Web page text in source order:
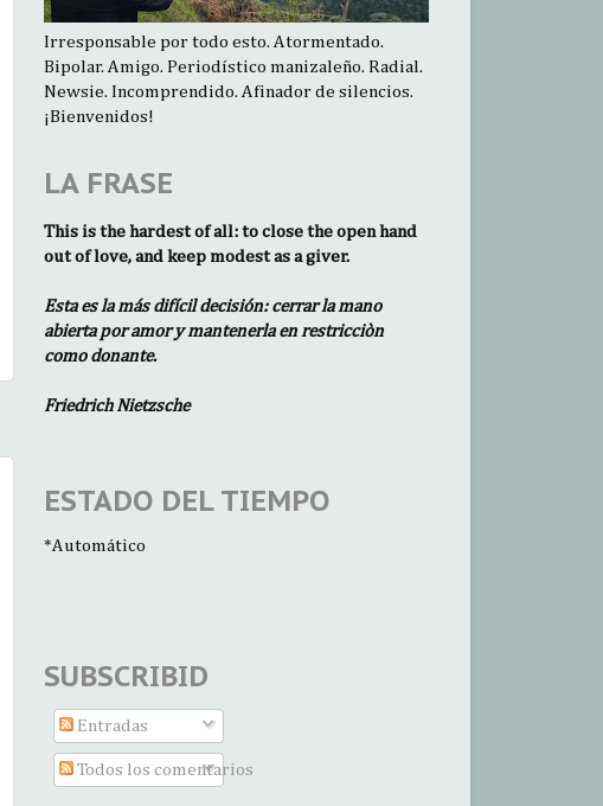
Irresponsable por todo esto. Atormentado.
Bipolar. Amigo. Periodístico manizaleño. Radial.
Newsie. Incomprendido. Afinador de silencios.
¡Bienvenidos!
LA FRASE
This is the hardest of all: to close the open hand
out of love, and keep modest as a giver.
Esta es la más difícil decisión: cerrar la mano
abierta por amor y mantenerla en restricciòn
como donante.
Friedrich Nietzsche
ESTADO DEL TIEMPO
*Automático
SUBSCRIBID
Entradas
Todos los comentarios